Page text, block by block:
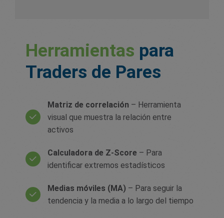
Herramientas para
Traders de Pares
Matriz de correlación – Herramienta
visual que muestra la relación entre
activos
Calculadora de Z-Score – Para
identificar extremos estadísticos
Medias móviles (MA) – Para seguir la
tendencia y la media a lo largo del tiempo